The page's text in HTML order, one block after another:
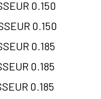
0.150
0.150
0.185
0.185
0.185